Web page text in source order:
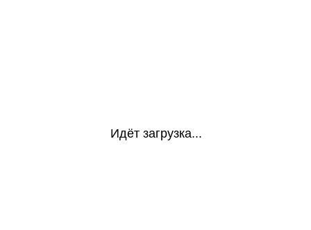
Идёт загрузка...